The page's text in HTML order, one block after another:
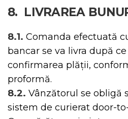
8. LIVRAREA
8.1. Comanda efectuată
bancar se va livra după
confirmarea plăţii,
proformă.
8.2. Vânzătorul se obligă
sistem de curierat door-